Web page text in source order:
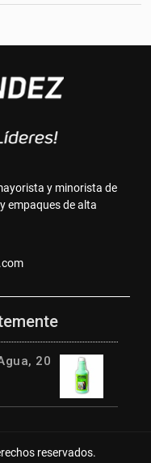
y minorista de
empaques de alta
20
reservados.